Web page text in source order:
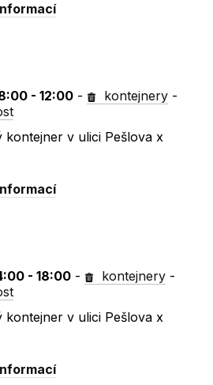
- 12:00 - kontejnery -
kontejner v ulici Pešlova x
- 18:00 - kontejnery -
kontejner v ulici Pešlova x